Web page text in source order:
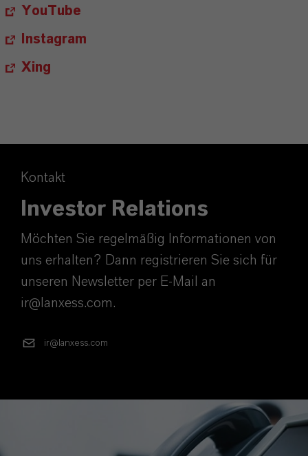
YouTube
Instagram
Xing
Kontakt
Investor Relations
Möchten Sie regelmäßig Informationen von
uns erhalten? Dann registrieren Sie sich für
unseren Newsletter per E-Mail an
ir@lanxess.com.
ir@lanxess.com